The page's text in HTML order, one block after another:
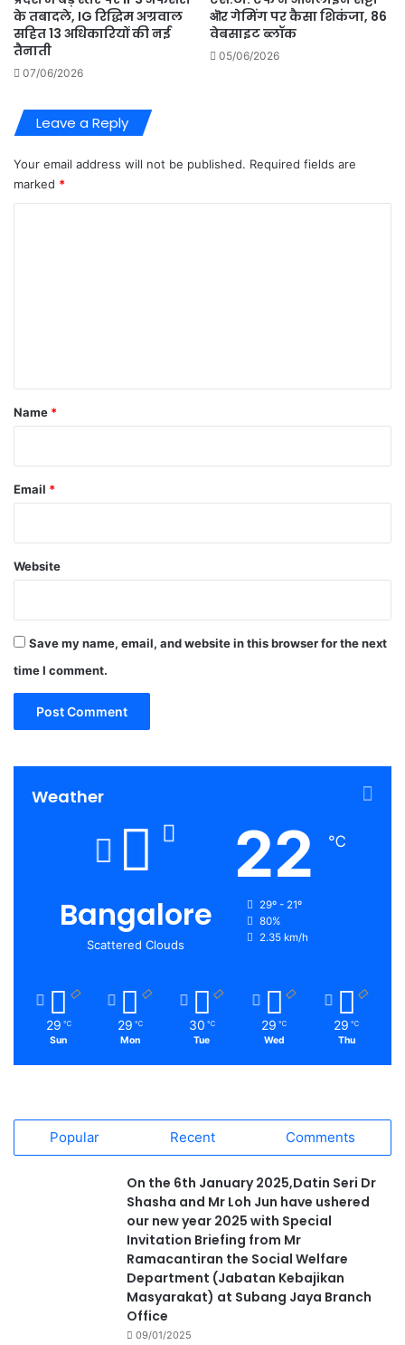
के तबादले, IG रिद्धिम अग्रवाल
सहित 13 अधिकारियों की नई
तैनाती
07/06/2026
ऒर गेमिंग पर कैसा शिकंजा, 86
वेबसाइट ब्लॉक
05/06/2026
Leave a Reply
Your email address will not be published. Required fields are
marked *
*
Name *
Email *
Website
Save my name, email, and website in this browser for the next
time I comment.
Weather
Bangalore
Scattered Clouds
22 ℃
29º - 21º
80%
2.35 km/h
29 ℃
Sun
29 ℃
Mon
30 ℃
Tue
29 ℃
Wed
29 ℃
Thu
Popular Recent Comments
On the 6th January 2025,Datin Seri Dr
Shasha and Mr Loh Jun have ushered
our new year 2025 with Special
Invitation Briefing from Mr
Ramacantiran the Social Welfare
Department (Jabatan Kebajikan
Masyarakat) at Subang Jaya Branch
Office
09/01/2025